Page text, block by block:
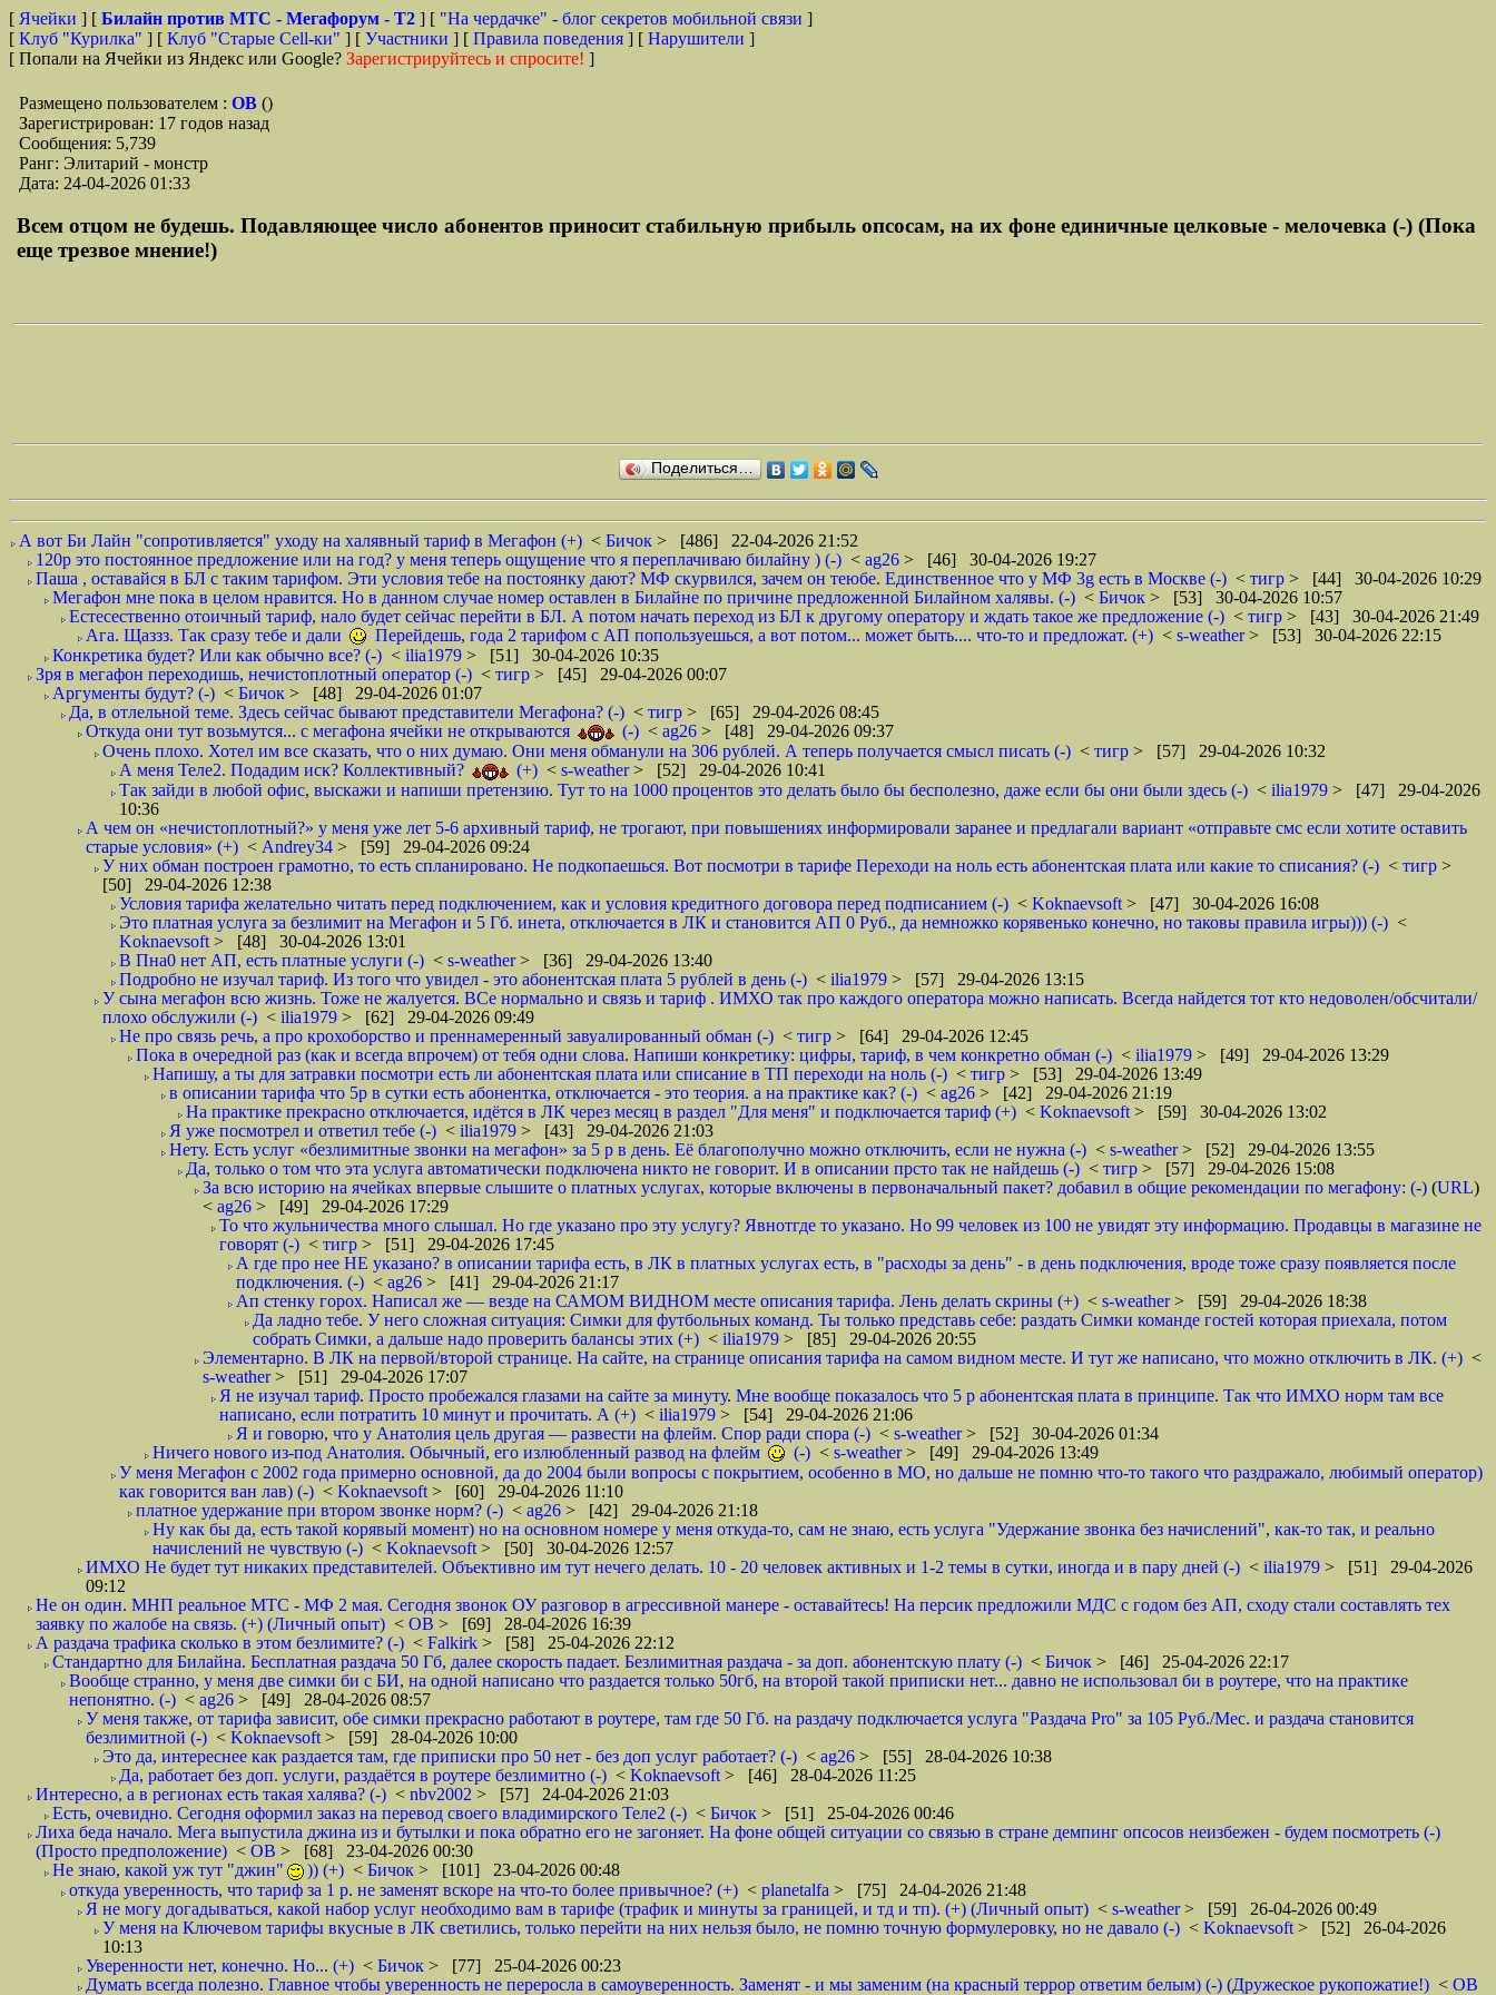
[ Ячейки ] [ Билайн против МТС - Мегафорум - T2 ] [ "На чердачке" - блог секретов мобильной связи ]
[ Клуб "Курилка" ] [ Клуб "Старые Сell-ки" ] [ Участники ] [ Правила поведения ] [ Нарушители ]
[ Попали на Ячейки из Яндекс или Google? Зарегистрируйтесь и спросите! ]
Размещено пользователем : ОВ ()
Зарегистрирован: 17 годов назад
Сообщения: 5,739
Ранг: Элитарий - монстр
Дата: 24-04-2026 01:33
Всем отцом не будешь. Подавляющее число абонентов приносит стабильную прибыль опсосам, на их фоне единичные целковые - мелочевка (-) (Пока
еще трезвое мнение!)
Поделиться…
А вот Би Лайн "сопротивляется" уходу на халявный тариф в Мегафон (+) < Бичок > [486] 22-04-2026 21:52
120р это постоянное предложение или на год? у меня теперь ощущение что я переплачиваю билайну ) (-) < ag26 > [46] 30-04-2026 19:27
Паша , оставайся в БЛ с таким тарифом. Эти условия тебе на постоянку дают? МФ скурвился, зачем он теюбе. Единственное что у МФ 3g есть в Москве (-) < тигр > [44] 30-04-2026 10:29
Мегафон мне пока в целом нравится. Но в данном случае номер оставлен в Билайне по причине предложенной Билайном халявы. (-) < Бичок > [53] 30-04-2026 10:57
Естесественно отоичный тариф, нало будет сейчас перейти в БЛ. А потом начать переход из БЛ к другому оператору и ждать такое же предложение (-) < тигр > [43] 30-04-2026 21:49
Ага. Щаззз. Так сразу тебе и дали
Перейдешь, года 2 тарифом с АП попользуешься, а вот потом... может быть.... что-то и предложат. (+) < s-weather> [53] 30-04-2026 22:15
Конкретика будет? Или как обычно все? (-) < ilia1979 > [51] 30-04-2026 10:35
Зря в мегафон переходишь, нечистоплотный оператор (-) < тигр > [45] 29-04-2026 00:07
Аргументы будут? (-) < Бичок > [48] 29-04-2026 01:07
Да, в отлельной теме. Здесь сейчас бывают представители Мегафона? (-) < тигр > [65] 29-04-2026 08:45
Откуда они тут возьмутся... с мегафона ячейки не открываются
(-) < ag26 > [48] 29-04-2026 09:37
Очень плохо. Хотел им все сказать, что о них думаю. Они меня обманули на 306 рублей. А теперь получается смысл писать (-) < тигр > [57] 29-04-2026 10:32
А меня Теле2. Подадим иск? Коллективный?
(+) < s-weather> [52] 29-04-2026 10:41
Так зайди в любой офис, выскажи и напиши претензию. Тут то на 1000 процентов это делать было бы бесполезно, даже если бы они были здесь (-) < ilia1979 > [47] 29-04-2026
10:36
А чем он «нечистоплотный?» у меня уже лет 5-6 архивный тариф, не трогают, при повышениях информировали заранее и предлагали вариант «отправьте смс если хотите оставить
старые условия» (+) < Andrey34 > [59] 29-04-2026 09:24
У них обман построен грамотно, то есть спланировано. Не подкопаешься. Вот посмотри в тарифе Переходи на ноль есть абонентская плата или какие то списания? (-) < тигр >
[50] 29-04-2026 12:38
Условия тарифа желательно читать перед подключением, как и условия кредитного договора перед подписанием (-) < Koknaevsoft > [47] 30-04-2026 16:08
Это платная услуга за безлимит на Мегафон и 5 Гб. инета, отключается в ЛК и становится АП 0 Руб., да немножко корявенько конечно, но таковы правила игры))) (-) <
Koknaevsoft > [48] 30-04-2026 13:01
В Пна0 нет АП, есть платные услуги (-) < s-weather> [36] 29-04-2026 13:40
Подробно не изучал тариф. Из того что увидел - это абонентская плата 5 рублей в день (-) < ilia1979 > [57] 29-04-2026 13:15
У сына мегафон всю жизнь. Тоже не жалуется. ВСе нормально и связь и тариф . ИМХО так про каждого оператора можно написать. Всегда найдется тот кто недоволен/обсчитали/
плохо обслужили (-) < ilia1979 > [62] 29-04-2026 09:49
Не про связь речь, а про крохоборство и преннамеренный завуалированный обман (-) < тигр > [64] 29-04-2026 12:45
Пока в очередной раз (как и всегда впрочем) от тебя одни слова. Напиши конкретику: цифры, тариф, в чем конкретно обман (-) < ilia1979 > [49] 29-04-2026 13:29
Напишу, а ты для затравки посмотри есть ли абонентская плата или списание в ТП переходи на ноль (-) < тигр > [53] 29-04-2026 13:49
в описании тарифа что 5р в сутки есть абонентка, отключается - это теория. а на практике как? (-) < ag26 > [42] 29-04-2026 21:19
На практике прекрасно отключается, идётся в ЛК через месяц в раздел "Для меня" и подключается тариф (+) < Koknaevsoft > [59] 30-04-2026 13:02
Я уже посмотрел и ответил тебе (-) < ilia1979 > [43] 29-04-2026 21:03
Нету. Есть услуг «безлимитные звонки на мегафон» за 5 р в день. Еë благополучно можно отключить, если не нужна (-) < s-weather> [52] 29-04-2026 13:55
Да, только о том что эта услуга автоматически подключена никто не говорит. И в описании прсто так не найдешь (-) < тигр > [57] 29-04-2026 15:08
За всю историю на ячейках впервые слышите о платных услугах, которые включены в первоначальный пакет? добавил в общие рекомендации по мегафону: (-) (URL)
< ag26 > [49] 29-04-2026 17:29
То что жульничества много слышал. Но где указано про эту услугу? Явнотгде то указано. Но 99 человек из 100 не увидят эту информацию. Продавцы в магазине не
говорят (-) < тигр > [51] 29-04-2026 17:45
А где про нее НЕ указано? в описании тарифа есть, в ЛК в платных услугах есть, в "расходы за день" - в день подключения, вроде тоже сразу появляется после
подключения. (-) < ag26 > [41] 29-04-2026 21:17
Ап стенку горох. Написал же — везде на САМОМ ВИДНОМ месте описания тарифа. Лень делать скрины (+) < s-weather> [59] 29-04-2026 18:38
Да ладно тебе. У него сложная ситуация: Симки для футбольных команд. Ты только представь себе: раздать Симки команде гостей которая приехала, потом
собрать Симки, а дальше надо проверить балансы этих (+) < ilia1979 > [85] 29-04-2026 20:55
Элементарно. В ЛК на первой/второй странице. На сайте, на странице описания тарифа на самом видном месте. И тут же написано, что можно отключить в ЛК. (+) <
s-weather> [51] 29-04-2026 17:07
Я не изучал тариф. Просто пробежался глазами на сайте за минуту. Мне вообще показалось что 5 р абонентская плата в принципе. Так что ИМХО норм там все
написано, если потратить 10 минут и прочитать. А (+) < ilia1979 > [54] 29-04-2026 21:06
Я и говорю, что у Анатолия цель другая — развести на флейм. Спор ради спора (-) < s-weather> [52] 30-04-2026 01:34
Ничего нового из-под Анатолия. Обычный, его излюбленный развод на флейм
(-) < s-weather> [49] 29-04-2026 13:49
У меня Мегафон с 2002 года примерно основной, да до 2004 были вопросы с покрытием, особенно в МО, но дальше не помню что-то такого что раздражало, любимый оператор)
как говорится ван лав) (-) < Koknaevsoft > [60] 29-04-2026 11:10
платное удержание при втором звонке норм? (-) < ag26 > [42] 29-04-2026 21:18
Ну как бы да, есть такой корявый момент) но на основном номере у меня откуда-то, сам не знаю, есть услуга "Удержание звонка без начислений", как-то так, и реально
начислений не чувствую (-) < Koknaevsoft > [50] 30-04-2026 12:57
ИМХО Не будет тут никаких представителей. Объективно им тут нечего делать. 10 - 20 человек активных и 1-2 темы в сутки, иногда и в пару дней (-) < ilia1979 > [51] 29-04-2026
09:12
Не он один. МНП реальное МТС - МФ 2 мая. Сегодня звонок ОУ разговор в агрессивной манере - оставайтесь! На персик предложили МДС с годом без АП, сходу стали составлять тех
заявку по жалобе на связь. (+) (Личный опыт) < ОВ > [69] 28-04-2026 16:39
А раздача трафика сколько в этом безлимите? (-) < Falkirk > [58] 25-04-2026 22:12
Стандартно для Билайна. Бесплатная раздача 50 Гб, далее скорость падает. Безлимитная раздача - за доп. абонентскую плату (-) < Бичок > [46] 25-04-2026 22:17
Вообще странно, у меня две симки би с БИ, на одной написано что раздается только 50гб, на второй такой приписки нет... давно не использовал би в роутере, что на практике
непонятно. (-) < ag26 > [49] 28-04-2026 08:57
У меня также, от тарифа зависит, обе симки прекрасно работают в роутере, там где 50 Гб. на раздачу подключается услуга "Раздача Pro" за 105 Руб./Мес. и раздача становится
безлимитной (-) < Koknaevsoft > [59] 28-04-2026 10:00
Это да, интереснее как раздается там, где приписки про 50 нет - без доп услуг работает? (-) < ag26 > [55] 28-04-2026 10:38
Да, работает без доп. услуги, раздаётся в роутере безлимитно (-) < Koknaevsoft > [46] 28-04-2026 11:25
Интересно, а в регионах есть такая халява? (-) < nbv2002 > [57] 24-04-2026 21:03
Есть, очевидно. Сегодня оформил заказ на перевод своего владимирского Теле2 (-) < Бичок > [51] 25-04-2026 00:46
Лиха беда начало. Мега выпустила джина из и бутылки и пока обратно его не загоняет. На фоне общей ситуации со связью в стране демпинг опсосов неизбежен - будем посмотреть (-)
(Просто предположение) < ОВ > [68] 23-04-2026 00:30
Не знаю, какой уж тут "джин"
)) (+) < Бичок > [101] 23-04-2026 00:48
откуда уверенность, что тариф за 1 р. не заменят вскоре на что-то более привычное? (+) < planetalfa > [75] 24-04-2026 21:48
Я не могу догадываться, какой набор услуг необходимо вам в тарифе (трафик и минуты за границей, и тд и тп). (+) (Личный опыт) < s-weather> [59] 26-04-2026 00:49
У меня на Ключевом тарифы вкусные в ЛК светились, только перейти на них нельзя было, не помню точную формулеровку, но не давало (-) < Koknaevsoft > [52] 26-04-2026
10:13
Уверенности нет, конечно. Но... (+) < Бичок > [77] 25-04-2026 00:23
Думать всегда полезно. Главное чтобы уверенность не переросла в самоуверенность. Заменят - и мы заменим (на красный террор ответим белым) (-) (Дружеское рукопожатие!) < ОВ